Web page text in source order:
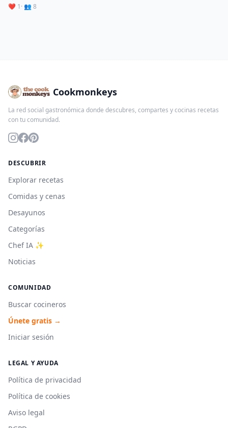
❤️ 1· 👥 8
Cookmonkeys
La red social gastronómica donde descubres, compartes y cocinas recetas
con tu comunidad.
DESCUBRIR
Explorar recetas
Comidas y cenas
Desayunos
Categorías
Chef IA ✨
Noticias
COMUNIDAD
Buscar cocineros
Únete gratis →
Iniciar sesión
LEGAL Y AYUDA
Política de privacidad
Política de cookies
Aviso legal